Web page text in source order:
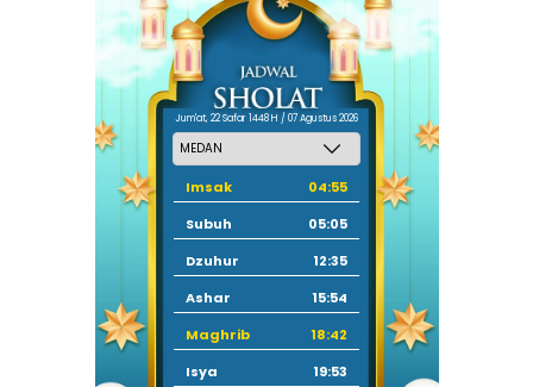
Jum'at, 22 Safar 1448 H / 07 Agustus 2026
Imsak
04:55
Subuh
05:05
Dzuhur
12:35
Ashar
15:54
Maghrib
18:42
Isya
19:53